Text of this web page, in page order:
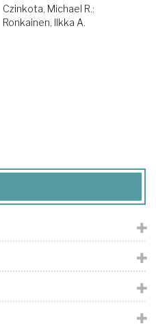
Czinkota, Michael R.;
Ronkainen, Ilkka A.